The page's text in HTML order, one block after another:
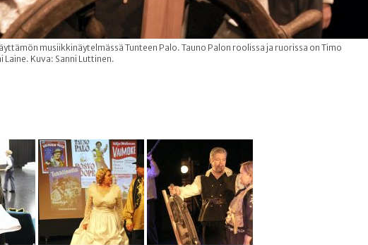
musiikkinäytelmässä Tunteen Palo. Tauno Palon roolissa ja ruorissa on Timo
Laine. Kuva: Sanni Luttinen.